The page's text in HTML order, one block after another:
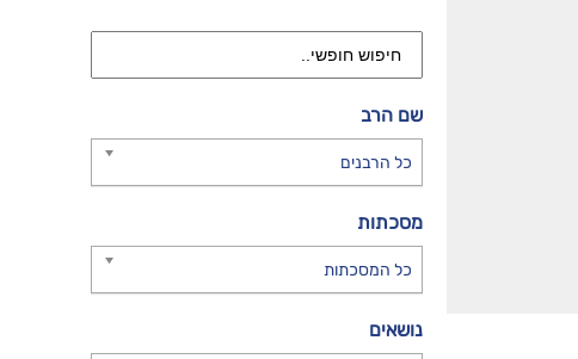
שם הרב
כל הרבנים
מסכתות
כל המסכתות
נושאים